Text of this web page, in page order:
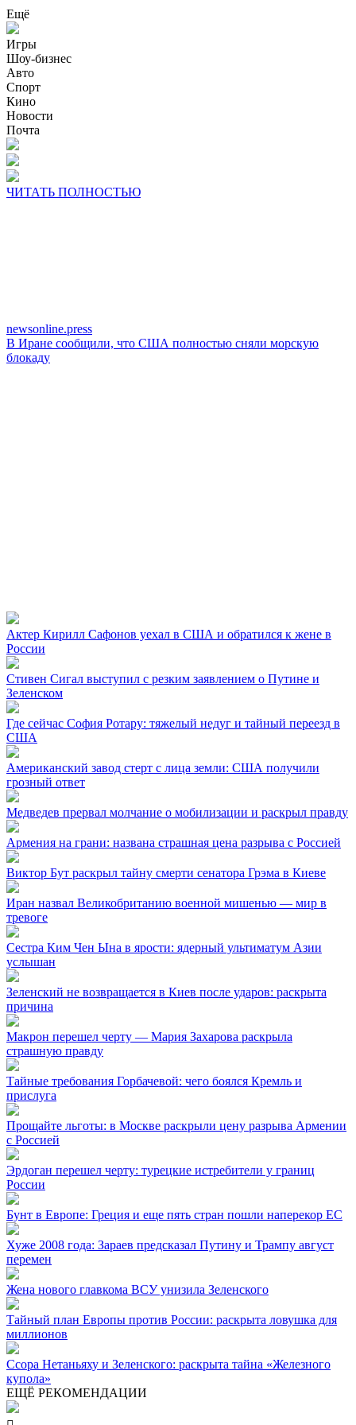
Ещё
Игры
Шоу-бизнес
Авто
Спорт
Кино
Новости
Почта
ЧИТАТЬ ПОЛНОСТЬЮ
newsonline.press
В Иране сообщили, что США полностью сняли морскую
блокаду
Актер Кирилл Сафонов уехал в США и обратился к жене в
России
Стивен Сигал выступил с резким заявлением о Путине и
Зеленском
Где сейчас София Ротару: тяжелый недуг и тайный переезд в
США
Американский завод стерт с лица земли: США получили
грозный ответ
Медведев прервал молчание о мобилизации и раскрыл правду
Армения на грани: названа страшная цена разрыва с Россией
Виктор Бут раскрыл тайну смерти сенатора Грэма в Киеве
Иран назвал Великобританию военной мишенью — мир в
тревоге
Сестра Ким Чен Ына в ярости: ядерный ультиматум Азии
услышан
Зеленский не возвращается в Киев после ударов: раскрыта
причина
Макрон перешел черту — Мария Захарова раскрыла
страшную правду
Тайные требования Горбачевой: чего боялся Кремль и
прислуга
Прощайте льготы: в Москве раскрыли цену разрыва Армении
с Россией
Эрдоган перешел черту: турецкие истребители у границ
России
Бунт в Европе: Греция и еще пять стран пошли наперекор ЕС
Хуже 2008 года: Зараев предсказал Путину и Трампу август
перемен
Жена нового главкома ВСУ унизила Зеленского
Тайный план Европы против России: раскрыта ловушка для
миллионов
Ссора Нетаньяху и Зеленского: раскрыта тайна «Железного
купола»
ЕЩЁ РЕКОМЕНДАЦИИ